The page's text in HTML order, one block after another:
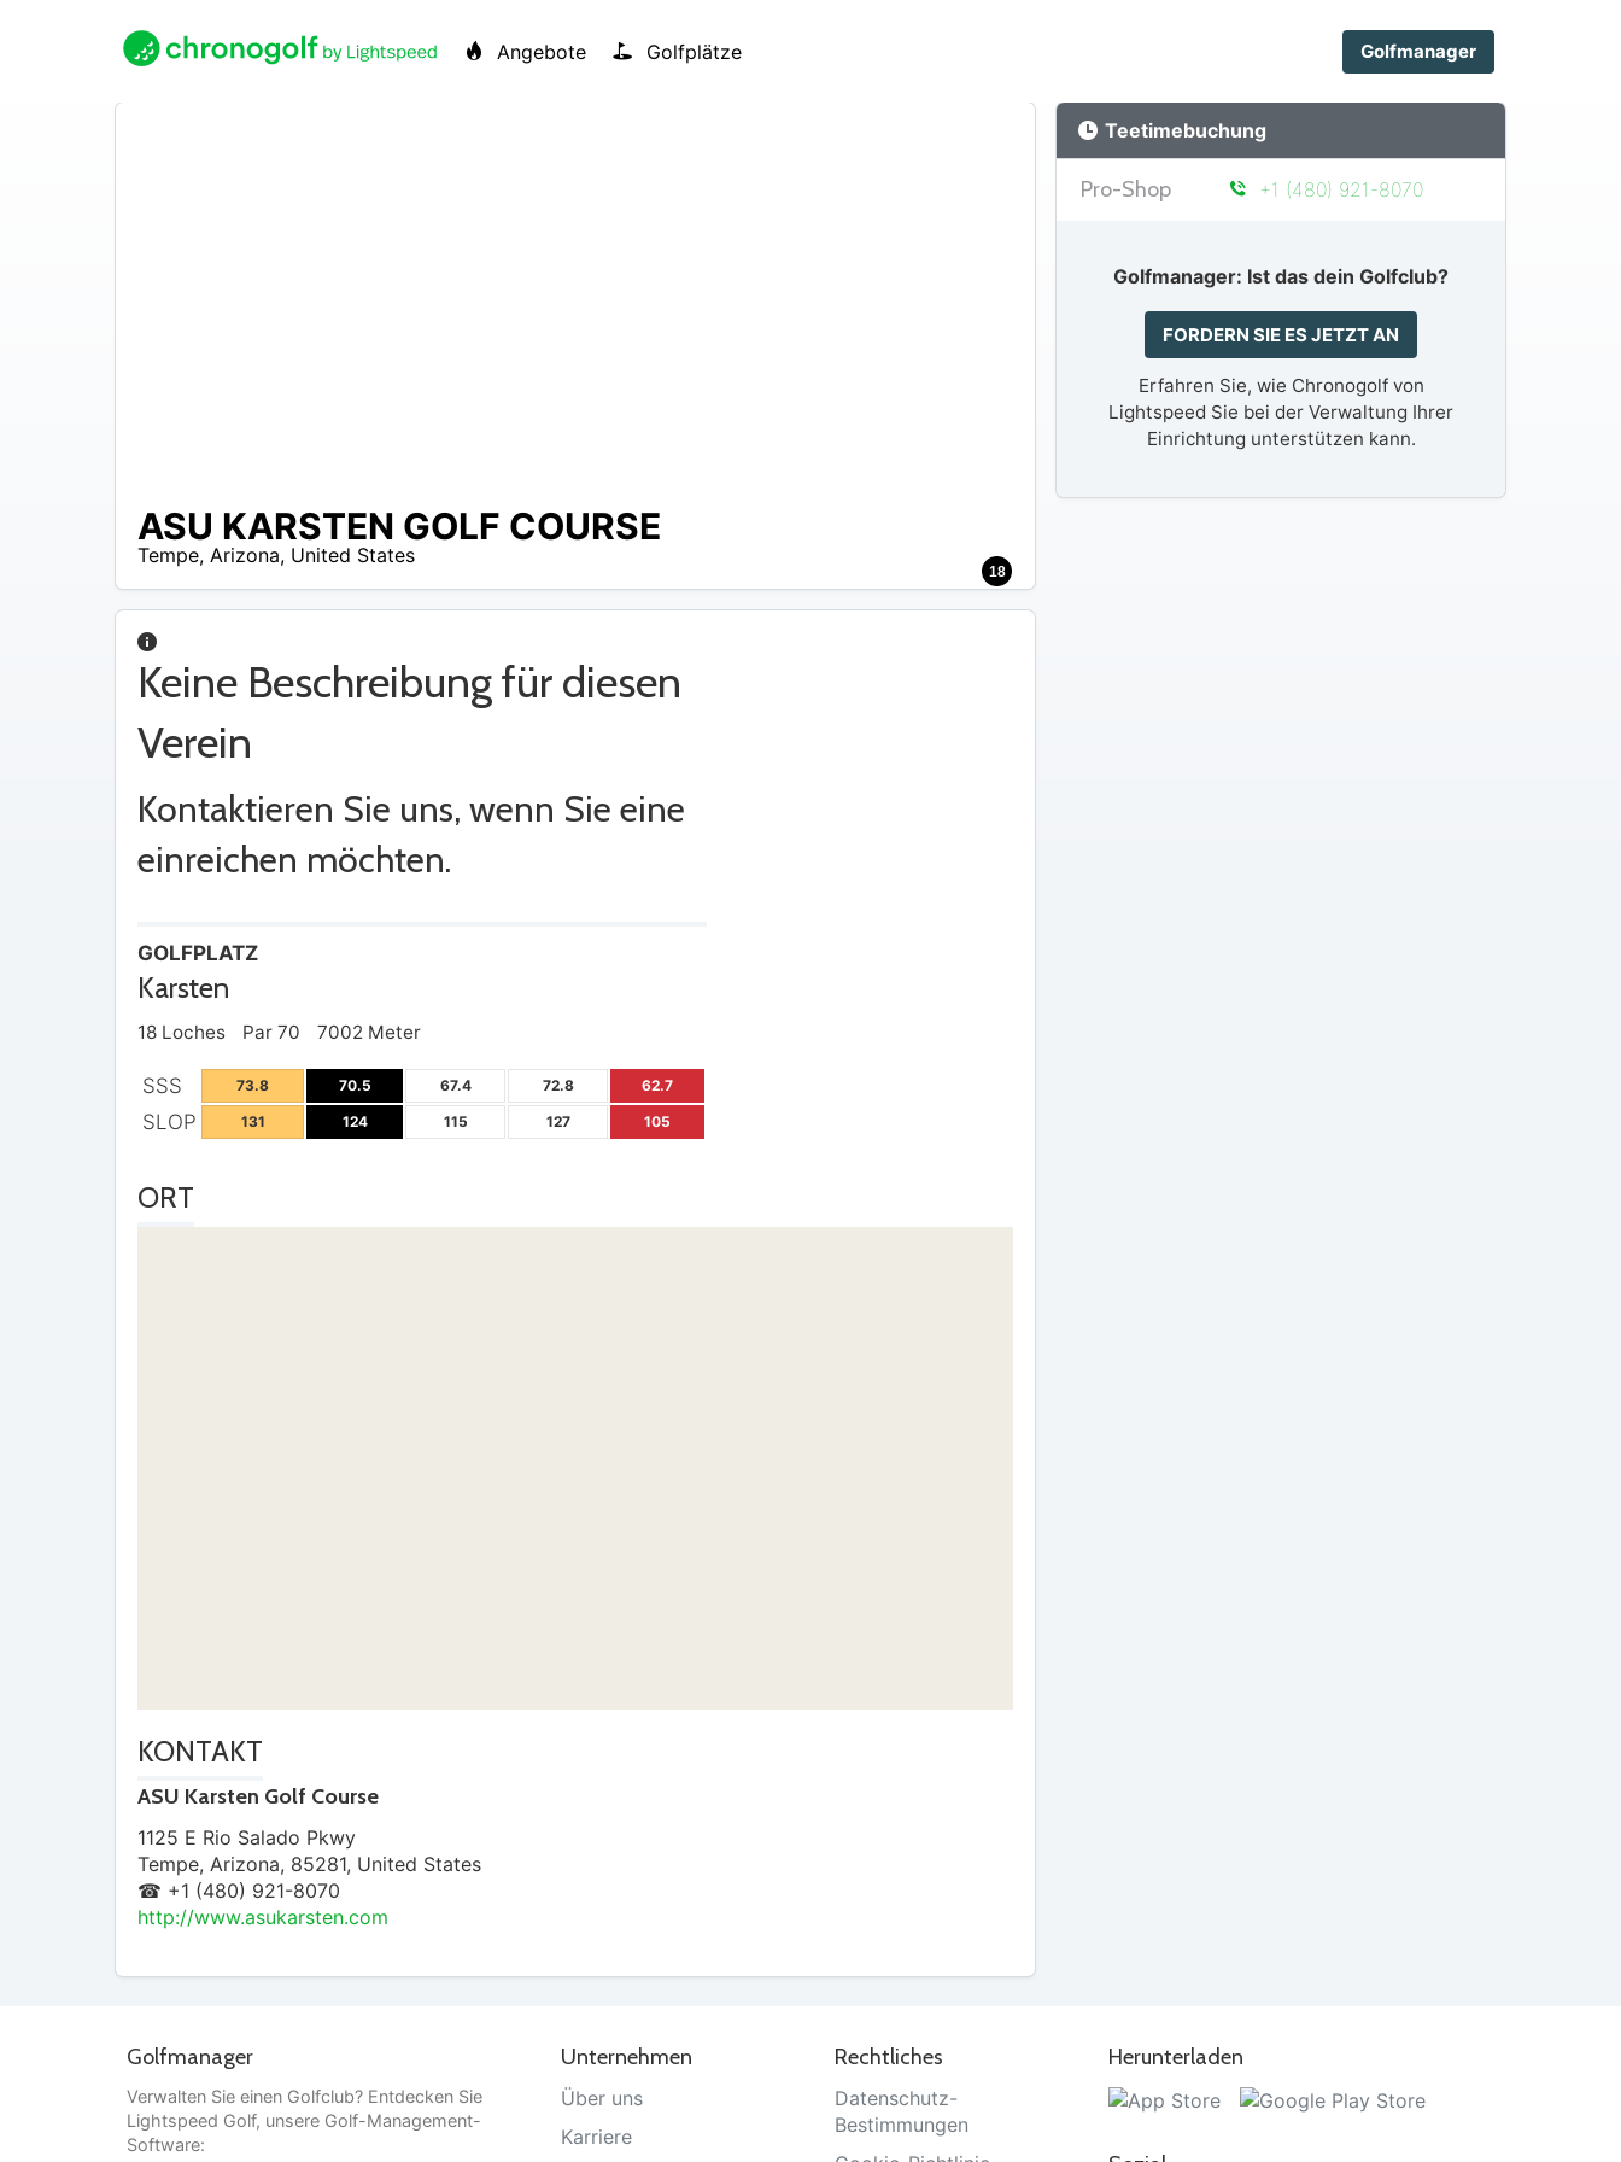
Angebote Golfplätze Golfmanager
18
ASU KARSTEN GOLF COURSE
Tempe, Arizona, United States
Keine Beschreibung für diesen
Verein
Kontaktieren Sie uns, wenn Sie eine
einreichen möchten.
GOLFPLATZ
Karsten
18 Loches Par 70 7002 Meter
SSS 73.8 70.5 67.4 72.8 62.7
SLOP 131 124 115 127 105
ORT
KONTAKT
ASU Karsten Golf Course
1125 E Rio Salado Pkwy
Tempe, Arizona, 85281, United States
☎ +1 (480) 921-8070
http://www.asukarsten.com
Teetimebuchung
Pro-Shop +1 (480) 921-8070
Golfmanager: Ist das dein Golfclub?
FORDERN SIE ES JETZT AN
Erfahren Sie, wie Chronogolf von
Lightspeed Sie bei der Verwaltung Ihrer
Einrichtung unterstützen kann.
Golfmanager
Verwalten Sie einen Golfclub? Entdecken Sie
Lightspeed Golf, unsere Golf-Management-
Software:
Unternehmen
Über uns
Karriere
Rechtliches
Datenschutz-
Bestimmungen
Herunterladen